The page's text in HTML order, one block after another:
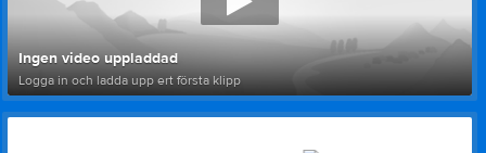
Ingen video uppladdad
Logga in och ladda upp ert första klipp